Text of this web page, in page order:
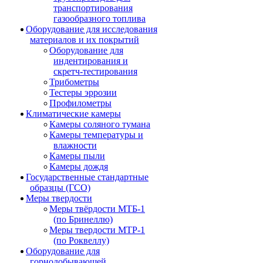
транспортирования
газообразного топлива
Оборудование для исследования
материалов и их покрытий
Оборудование для
индентирования и
скретч-тестирования
Трибометры
Тестеры эррозии
Профилометры
Климатические камеры
Камеры соляного тумана
Камеры температуры и
влажности
Камеры пыли
Камеры дождя
Государственные стандартные
образцы (ГСО)
Меры твердости
Меры твёрдости МТБ-1
(по Бринеллю)
Меры твердости МТР-1
(по Роквеллу)
Оборудование для